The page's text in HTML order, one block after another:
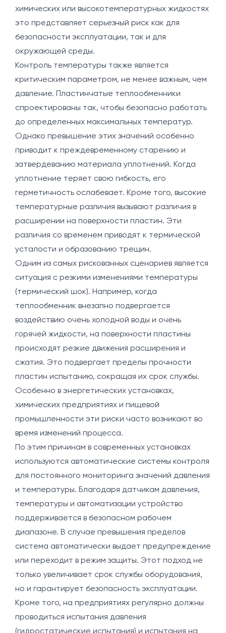
химических или высокотемпературных жидкостях
это представляет серьезный риск как для
безопасности эксплуатации, так и для
окружающей среды.
Контроль температуры также является
критическим параметром, не менее важным, чем
давление. Пластинчатые теплообменники
спроектированы так, чтобы безопасно работать
до определенных максимальных температур.
Однако превышение этих значений особенно
приводит к преждевременному старению и
затвердеванию материала уплотнений. Когда
уплотнение теряет свою гибкость, его
герметичность ослабевает. Кроме того, высокие
температурные различия вызывают различия в
расширении на поверхности пластин. Эти
различия со временем приводят к термической
усталости и образованию трещин.
Одним из самых рискованных сценариев является
ситуация с резкими изменениями температуры
(термический шок). Например, когда
теплообменник внезапно подвергается
воздействию очень холодной воды и очень
горячей жидкости, на поверхности пластины
происходят резкие движения расширения и
сжатия. Это подвергает пределы прочности
пластин испытанию, сокращая их срок службы.
Особенно в энергетических установках,
химических предприятиях и пищевой
промышленности эти риски часто возникают во
время изменений процесса.
По этим причинам в современных установках
используются автоматические системы контроля
для постоянного мониторинга значений давления
и температуры. Благодаря датчикам давления,
температуры и автоматизации устройство
поддерживается в безопасном рабочем
диапазоне. В случае превышения пределов
система автоматически выдает предупреждение
или переходит в режим защиты. Этот подход не
только увеличивает срок службы оборудования,
но и гарантирует безопасность эксплуатации.
Кроме того, на предприятиях регулярно должны
проводиться испытания давления